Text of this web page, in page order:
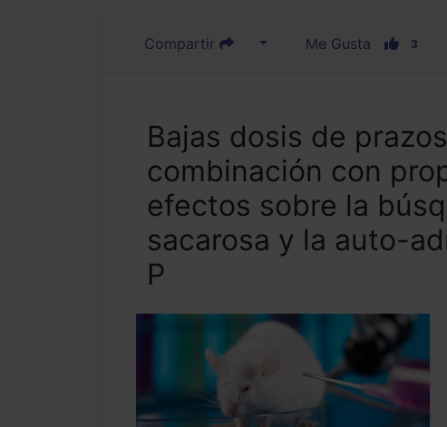
Compartir Me Gusta 3
Bajas dosis de
combinación con
efectos sobre la
sacarosa y la auto-
P